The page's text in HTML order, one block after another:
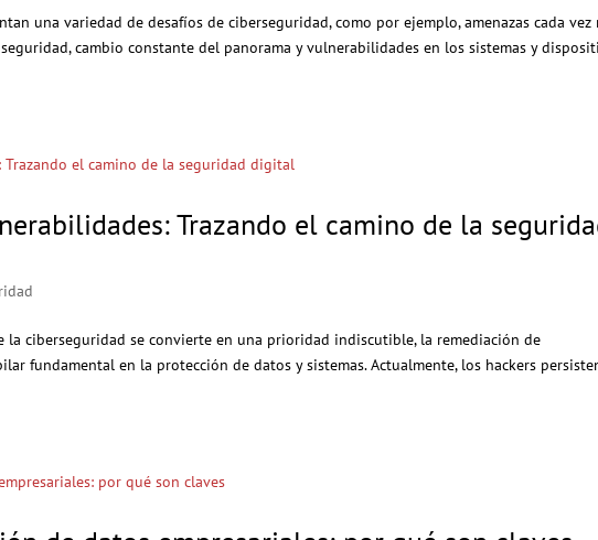
una variedad de desafíos de ciberseguridad, como por ejemplo, amenazas cada vez
cambio constante del panorama y vulnerabilidades en los sistemas y
Trazando el camino de la
la ciberseguridad se convierte en una prioridad indiscutible, la remediación de
fundamental en la protección de datos y sistemas. Actualmente, los hackers